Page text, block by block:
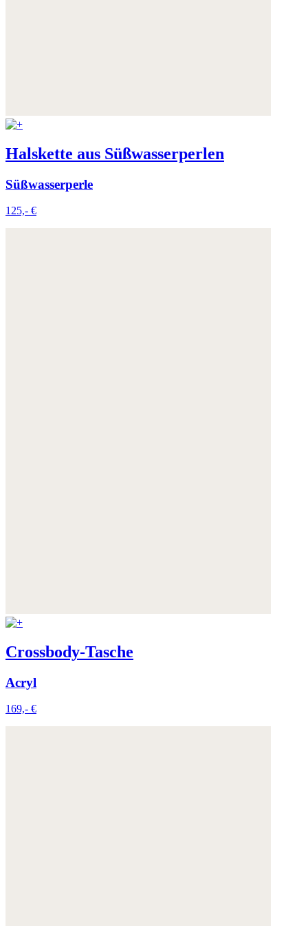
Halskette aus Süßwasserperlen
Süßwasserperle
125,- €
Crossbody-Tasche
Acryl
169,- €